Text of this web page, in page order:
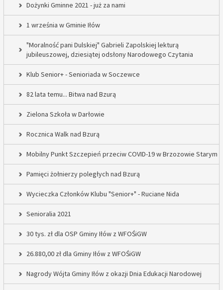
Dożynki Gminne 2021 - już za nami
1 września w Gminie Iłów
"Moralność pani Dulskiej" Gabrieli Zapolskiej lekturą
jubileuszowej, dziesiątej odsłony Narodowego Czytania
Klub Senior+ - Senioriada w Soczewce
82 lata temu... Bitwa nad Bzurą
Zielona Szkoła w Darłowie
Rocznica Walk nad Bzurą
Mobilny Punkt Szczepień przeciw COVID-19 w Brzozowie Starym
Pamięci żołnierzy poległych nad Bzurą
Wycieczka Członków Klubu "Senior+" - Ruciane Nida
Senioralia 2021
30 tys. zł dla OSP Gminy Iłów z WFOŚiGW
26.880,00 zł dla Gminy Iłów z WFOŚiGW
Nagrody Wójta Gminy Iłów z okazji Dnia Edukacji Narodowej